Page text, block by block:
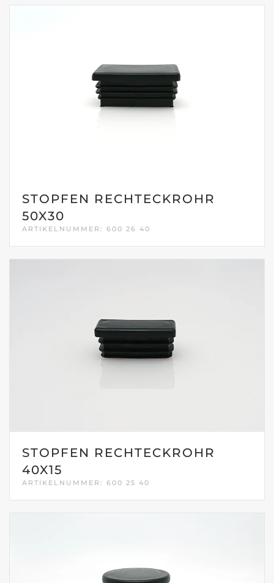
STOPFEN RECHTECKROHR
50X30
ARTIKELNUMMER: 600 26 40
STOPFEN RECHTECKROHR
40X15
ARTIKELNUMMER: 600 25 40